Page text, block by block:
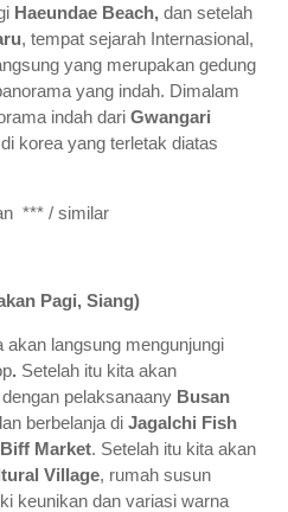
Haeundae Beach, dan setelah
, tempat sejarah Internasional,
yang merupakan gedung
yang indah. Dimalam
indah dari Gwangari
korea yang terletak diatas
*** / similar
Pagi, Siang)
akan langsung mengunjungi
. Setelah itu kita akan
pelaksanaany Busan
berbelanja di Jagalchi Fish
Biff Market. Setelah itu kita akan
Village, rumah susun
keunikan dan variasi warna